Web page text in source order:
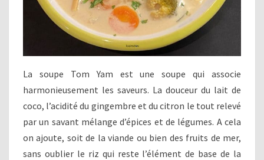
La soupe Tom Yam est une soupe qui associe
harmonieusement les saveurs. La douceur du lait de
coco, l’acidité du gingembre et du citron le tout relevé
par un savant mélange d’épices et de légumes. A cela
on ajoute, soit de la viande ou bien des fruits de mer,
sans oublier le riz qui reste l’élément de base de la